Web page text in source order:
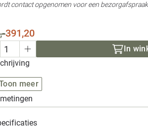
contact opgenomen voor een bezorgafspraak
391,20
In
meer